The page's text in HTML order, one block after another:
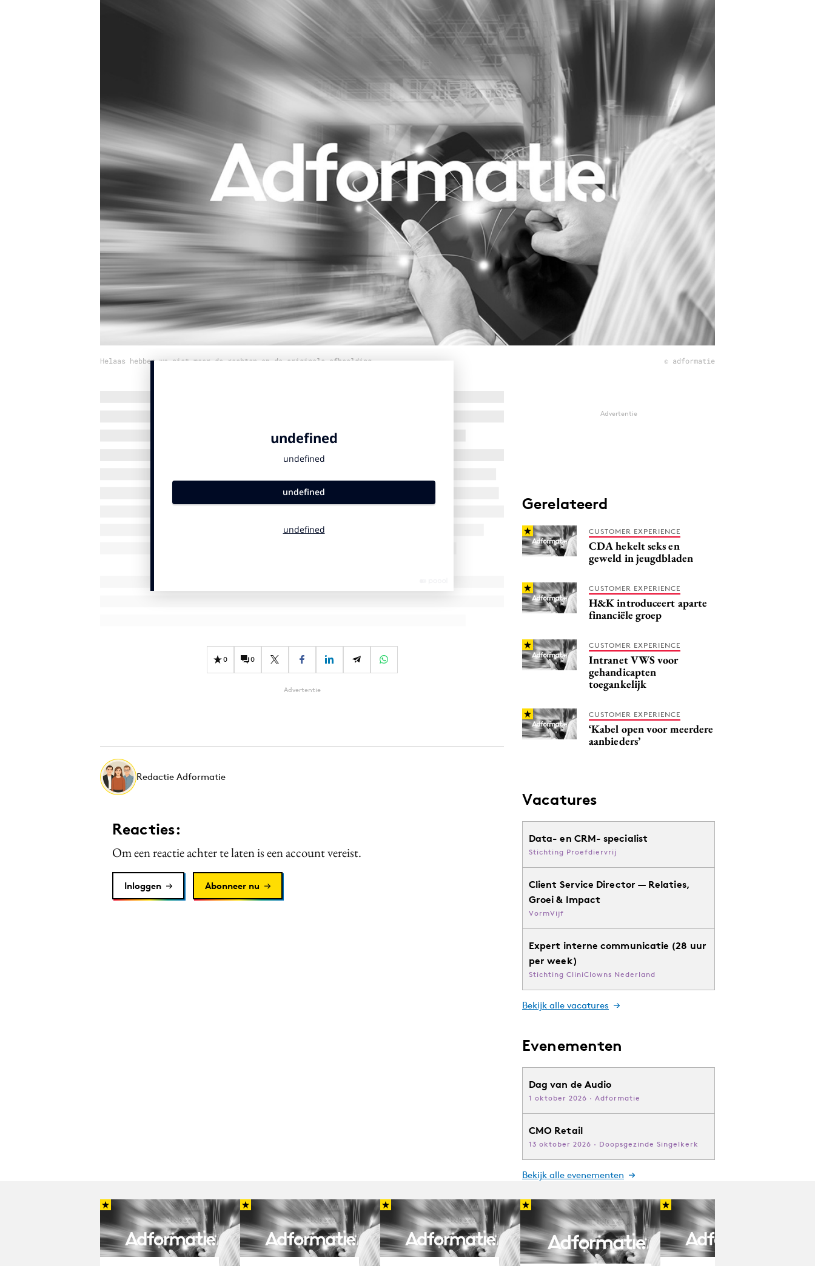
Influencer marketing
Interne communicatie
Purpose Marketing
Reputatie & crisis
Helaas hebben we niet meer de rechten op de originele afbeelding © adformatie
0 0
Advertentie
Redactie Adformatie
Reacties:
Om een reactie achter te laten is een account vereist.
Inloggen Abonneer nu
Advertentie
Gerelateerd
CUSTOMER EXPERIENCE
CDA hekelt seks en
geweld in jeugdbladen
CUSTOMER EXPERIENCE
H&K introduceert aparte
financiële groep
CUSTOMER EXPERIENCE
Intranet VWS voor
gehandicapten
toegankelijk
CUSTOMER EXPERIENCE
‘Kabel open voor meerdere
aanbieders’
Vacatures
Data- en CRM- specialist
Stichting Proefdiervrij
Client Service Director — Relaties,
Groei & Impact
VormVijf
Expert interne communicatie (28 uur
per week)
Stichting CliniClowns Nederland
Bekijk alle vacatures
Evenementen
Dag van de Audio
1 oktober 2026 · Adformatie
CMO Retail
13 oktober 2026 · Doopsgezinde Singelkerk
Bekijk alle evenementen